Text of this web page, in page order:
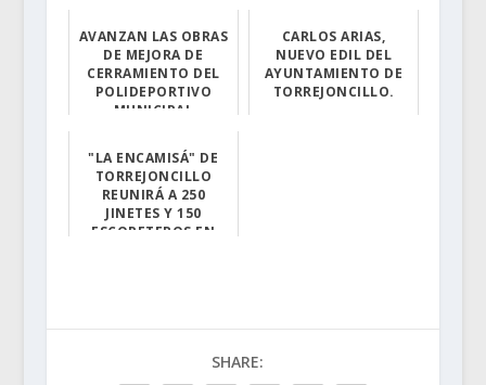
AVANZAN LAS OBRAS
DE MEJORA DE
CERRAMIENTO DEL
POLIDEPORTIVO
MUNICIPAL
CARLOS ARIAS,
NUEVO EDIL DEL
AYUNTAMIENTO DE
TORREJONCILLO.
"LA ENCAMISÁ" DE
TORREJONCILLO
REUNIRÁ A 250
JINETES Y 150
ESCOPETEROS EN
SHARE: